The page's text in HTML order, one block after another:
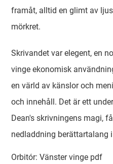
framåt, alltid en glimt av
mörkret.
Skrivandet var elegent, en
vinge ekonomisk
en värld av känslor och
och innehåll. Det är ett
Dean's skrivningens magi,
nedladdning berättartalang
Orbitór: Vänster vinge pdf